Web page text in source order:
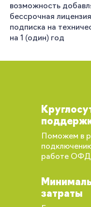
возможность
бессрочная
подписка на
на 1 (один) год
Поможем в
работе ОФД
затраты